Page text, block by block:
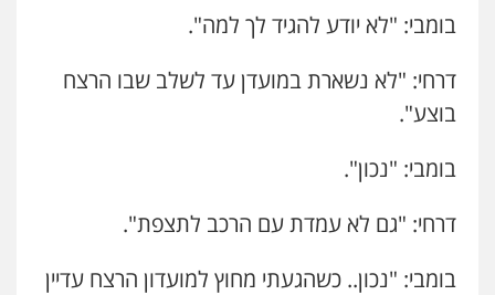
בומבי: "לא יודע להגיד לך למה".
דרחי: "לא נשארת במועדן עד לשלב שבו הרצח
בוצע".
בומבי: "נכון".
דרחי: "גם לא עמדת עם הרכב לתצפת".
בומבי: "נכון.. כשהגעתי מחוץ למועדון הרצח עדיין